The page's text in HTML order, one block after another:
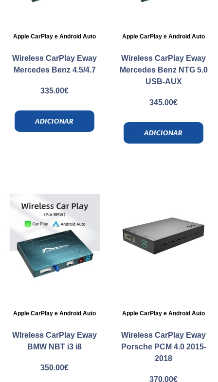
Apple CarPlay e Android Auto
Wireless CarPlay Eway
Mercedes Benz 4.5/4.7
335.00€
ADICIONAR
Apple CarPlay e Android Auto
Wireless CarPlay Eway
Mercedes Benz NTG 5.0
USB-AUX
345.00€
ADICIONAR
Apple CarPlay e Android Auto
WIreless CarPlay Eway
BMW NBT i3 i8
350.00€
Apple CarPlay e Android Auto
Wireless CarPlay Eway
Porsche PCM 4.0 2015-
2018
370.00€